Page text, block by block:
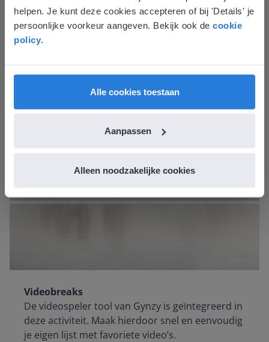
helpen. Je kunt deze cookies accepteren of bij 'Details' je
persoonlijke voorkeur aangeven. Bekijk ook de cookie
policy
Alle cookies toestaan
Aanpassen
Alleen noodzakelijke cookies
Videobreaks
De videospeler tool van Gynzy is geïntegreerd in
deze activiteit. Maak hierdoor snel en eenvoudig
je eigen lijst met favoriete video’s.
overeen met je locatie
Gezien je locatie, denken we dat je misschien
liever naar de website voor English gaat. Hier
English
Nederland